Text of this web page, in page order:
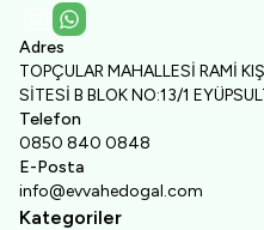
Adres
TOPÇULAR MAHALLESİ RAMİ
SİTESİ B BLOK NO:13/1
Telefon
0850 840 0848
E-Posta
info@evvahedogal.com
Instagram
WhatsApp
Kategoriler